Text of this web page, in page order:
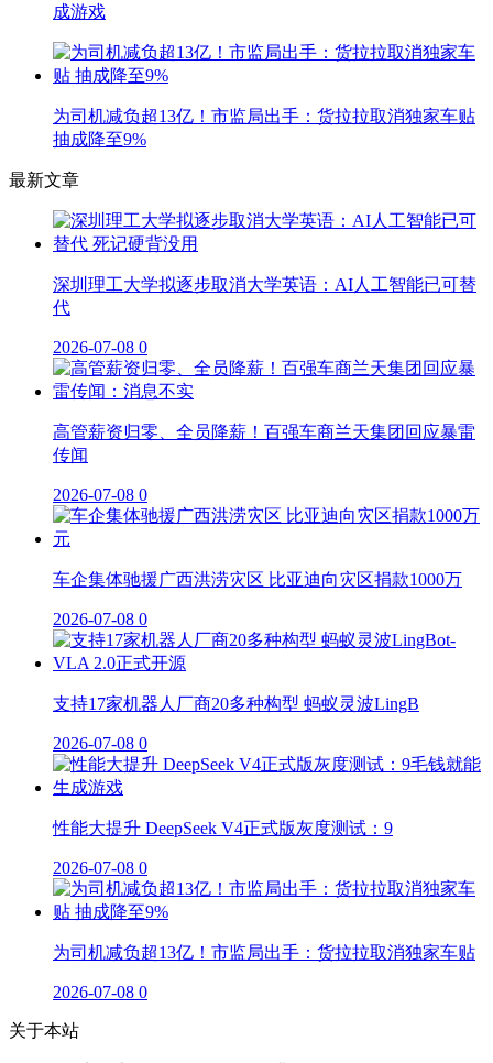
成游戏
为司机减负超13亿！市监局出手：货拉拉取消独家车贴
抽成降至9%
最新文章
深圳理工大学拟逐步取消大学英语：AI人工智能已可替
代
2026-07-08 0
高管薪资归零、全员降薪！百强车商兰天集团回应暴雷
传闻
2026-07-08 0
车企集体驰援广西洪涝灾区 比亚迪向灾区捐款1000万
2026-07-08 0
支持17家机器人厂商20多种构型 蚂蚁灵波LingB
2026-07-08 0
性能大提升 DeepSeek V4正式版灰度测试：9
2026-07-08 0
为司机减负超13亿！市监局出手：货拉拉取消独家车贴
2026-07-08 0
关于本站